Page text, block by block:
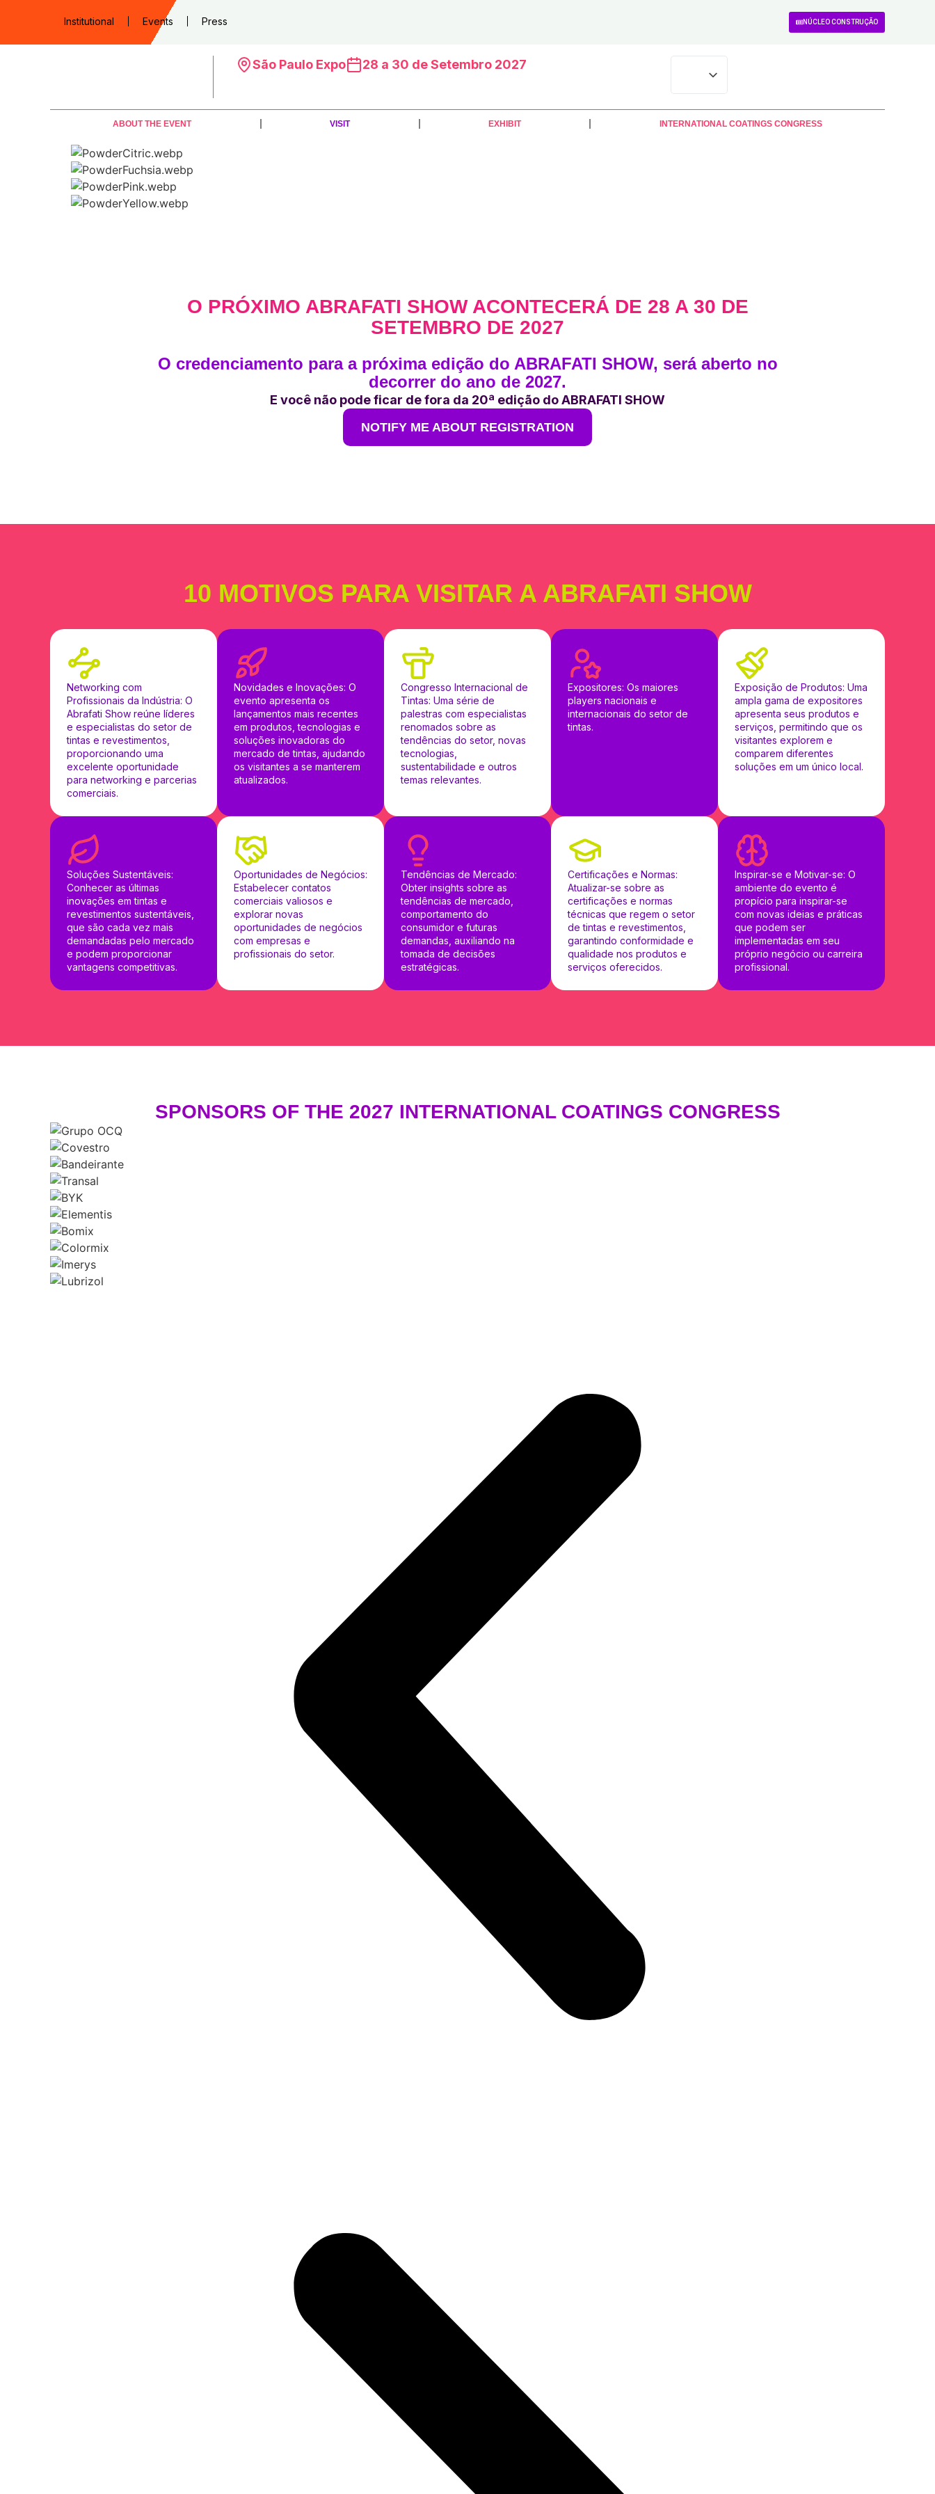
Institutional Events Press NÚCLEO CONSTRUÇÃO
São Paulo Expo 28 a 30 de Setembro 2027
ABOUT THE EVENT VISIT EXHIBIT INTERNATIONAL COATINGS CONGRESS
O PRÓXIMO ABRAFATI SHOW ACONTECERÁ DE 28 A 30 DE
SETEMBRO DE 2027
O credenciamento para a próxima edição do ABRAFATI SHOW, será aberto no
decorrer do ano de 2027.
E você não pode ficar de fora da 20ª edição do ABRAFATI SHOW
NOTIFY ME ABOUT REGISTRATION
10 MOTIVOS PARA VISITAR A ABRAFATI SHOW
Networking com
Profissionais da Indústria: O
Abrafati Show reúne líderes
e especialistas do setor de
tintas e revestimentos,
proporcionando uma
excelente oportunidade
para networking e parcerias
comerciais.
Novidades e Inovações: O
evento apresenta os
lançamentos mais recentes
em produtos, tecnologias e
soluções inovadoras do
mercado de tintas, ajudando
os visitantes a se manterem
atualizados.
Congresso Internacional de
Tintas: Uma série de
palestras com especialistas
renomados sobre as
tendências do setor, novas
tecnologias,
sustentabilidade e outros
temas relevantes.
Expositores: Os maiores
players nacionais e
internacionais do setor de
tintas.
Exposição de Produtos: Uma
ampla gama de expositores
apresenta seus produtos e
serviços, permitindo que os
visitantes explorem e
comparem diferentes
soluções em um único local.
Soluções Sustentáveis:
Conhecer as últimas
inovações em tintas e
revestimentos sustentáveis,
que são cada vez mais
demandadas pelo mercado
e podem proporcionar
vantagens competitivas.
Oportunidades de Negócios:
Estabelecer contatos
comerciais valiosos e
explorar novas
oportunidades de negócios
com empresas e
profissionais do setor.
Tendências de Mercado:
Obter insights sobre as
tendências de mercado,
comportamento do
consumidor e futuras
demandas, auxiliando na
tomada de decisões
estratégicas.
Certificações e Normas:
Atualizar-se sobre as
certificações e normas
técnicas que regem o setor
de tintas e revestimentos,
garantindo conformidade e
qualidade nos produtos e
serviços oferecidos.
Inspirar-se e Motivar-se: O
ambiente do evento é
propício para inspirar-se
com novas ideias e práticas
que podem ser
implementadas em seu
próprio negócio ou carreira
profissional.
SPONSORS OF THE 2027 INTERNATIONAL COATINGS CONGRESS